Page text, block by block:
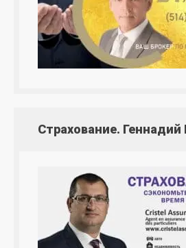
Страхование. Геннадий